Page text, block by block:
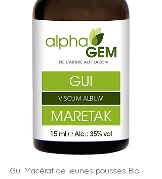
Gui Macérat de jeunes pousses Bio -